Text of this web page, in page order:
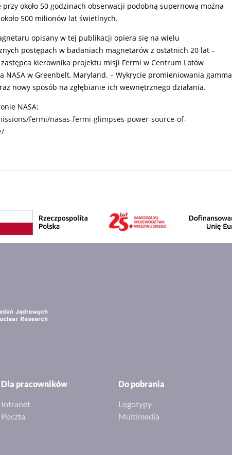
przy około 50 godzinach obserwacji podobną supernową można
500 milionów lat świetlnych.
opisany w tej publikacji opiera się na wielu
postępach w badaniach magnetarów z ostatnich 20 lat –
zastępca kierownika projektu misji Fermi w Centrum Lotów
NASA w Greenbelt, Maryland. – Wykrycie promieniowania gamma
nowy sposób na zgłębianie ich wewnętrznego działania.
NASA:
fermi/nasas-fermi-glimpses-power-source-of-
Dla pracowników
Intranet
Poczta
Do pobrania
Logotypy
Multimedia